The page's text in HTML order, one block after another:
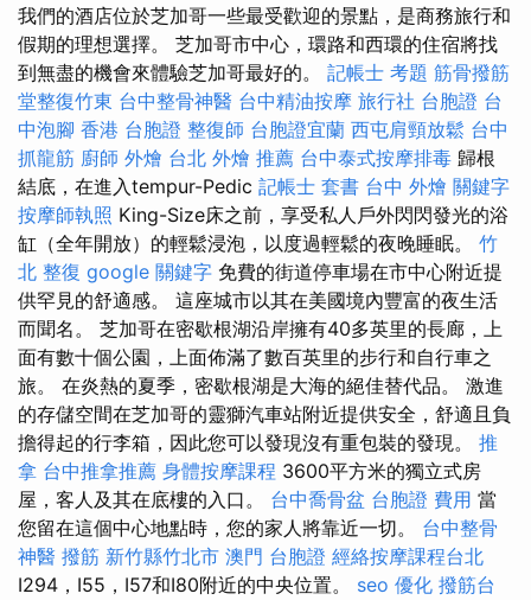
我們的酒店位於芝加哥一些最受歡迎的景點，是商務旅行和
假期的理想選擇。 芝加哥市中心，環路和西環的住宿將找
到無盡的機會來體驗芝加哥最好的。 記帳士 考題 筋骨撥筋
堂整復竹東 台中整骨神醫 台中精油按摩 旅行社 台胞證 台
中泡腳 香港 台胞證 整復師 台胞證宜蘭 西屯肩頸放鬆 台中
抓龍筋 廚師 外燴 台北 外燴 推薦 台中泰式按摩排毒 歸根
結底，在進入tempur-Pedic 記帳士 套書 台中 外燴 關鍵字
按摩師執照 King-Size床之前，享受私人戶外閃閃發光的浴
缸（全年開放）的輕鬆浸泡，以度過輕鬆的夜晚睡眠。 竹
北 整復 google 關鍵字 免費的街道停車場在市中心附近提
供罕見的舒適感。 這座城市以其在美國境內豐富的夜生活
而聞名。 芝加哥在密歇根湖沿岸擁有40多英里的長廊，上
面有數十個公園，上面佈滿了數百英里的步行和自行車之
旅。 在炎熱的夏季，密歇根湖是大海的絕佳替代品。 激進
的存儲空間在芝加哥的靈獅汽車站附近提供安全，舒適且負
擔得起的行李箱，因此您可以發現沒有重包裝的發現。 推
拿 台中推拿推薦 身體按摩課程 3600平方米的獨立式房
屋，客人及其在底樓的入口。 台中喬骨盆 台胞證 費用 當
您留在這個中心地點時，您的家人將靠近一切。 台中整骨
神醫 撥筋 新竹縣竹北市 澳門 台胞證 經絡按摩課程台北
I294，I55，I57和I80附近的中央位置。 seo 優化 撥筋台